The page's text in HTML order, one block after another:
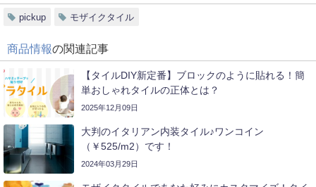
pickup モザイクタイル
商品情報の関連記事
【タイルDIY新定番】ブロックのように貼れる！簡
単おしゃれタイルの正体とは？
2025年12月09日
大判のイタリアン内装タイル♪ワンコイン
（￥525/m2）です！
2024年03月29日